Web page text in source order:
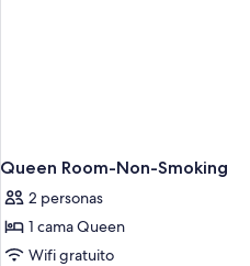
Queen Room-Non-Smoking
2 personas
1 cama Queen
Wifi gratuito